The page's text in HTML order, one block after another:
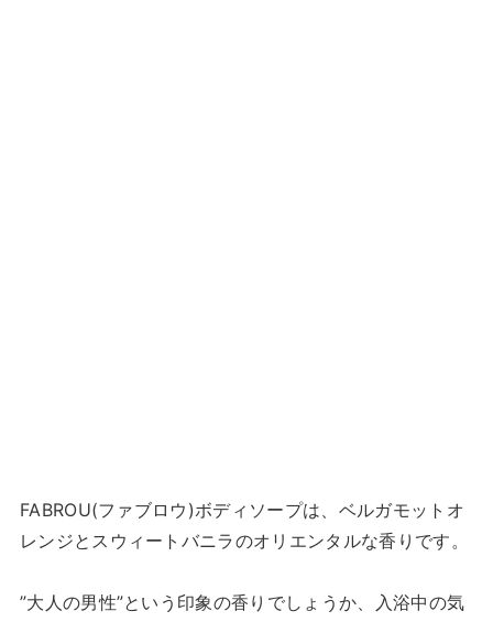
FABROU(ファブロウ)ボディソープは、ベルガモットオ
レンジとスウィートバニラのオリエンタルな香りです。
”大人の男性”という印象の香りでしょうか、入浴中の気